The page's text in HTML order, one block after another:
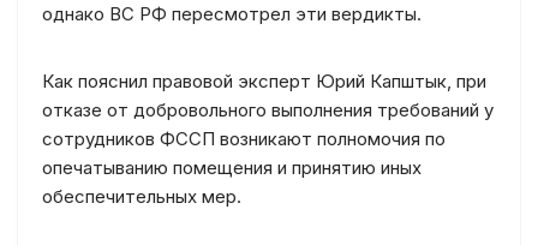
однако ВС РФ пересмотрел эти вердикты.
Как пояснил правовой эксперт Юрий Капштык, при
отказе от добровольного выполнения требований у
сотрудников ФССП возникают полномочия по
опечатыванию помещения и принятию иных
обеспечительных мер.